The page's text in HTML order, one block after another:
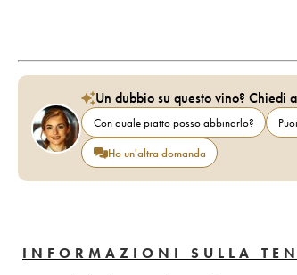
Un dubbio su questo vino? Chiedi
Con quale piatto posso abbinarlo?
Ho un'altra domanda
INFORMAZIONI SULLA